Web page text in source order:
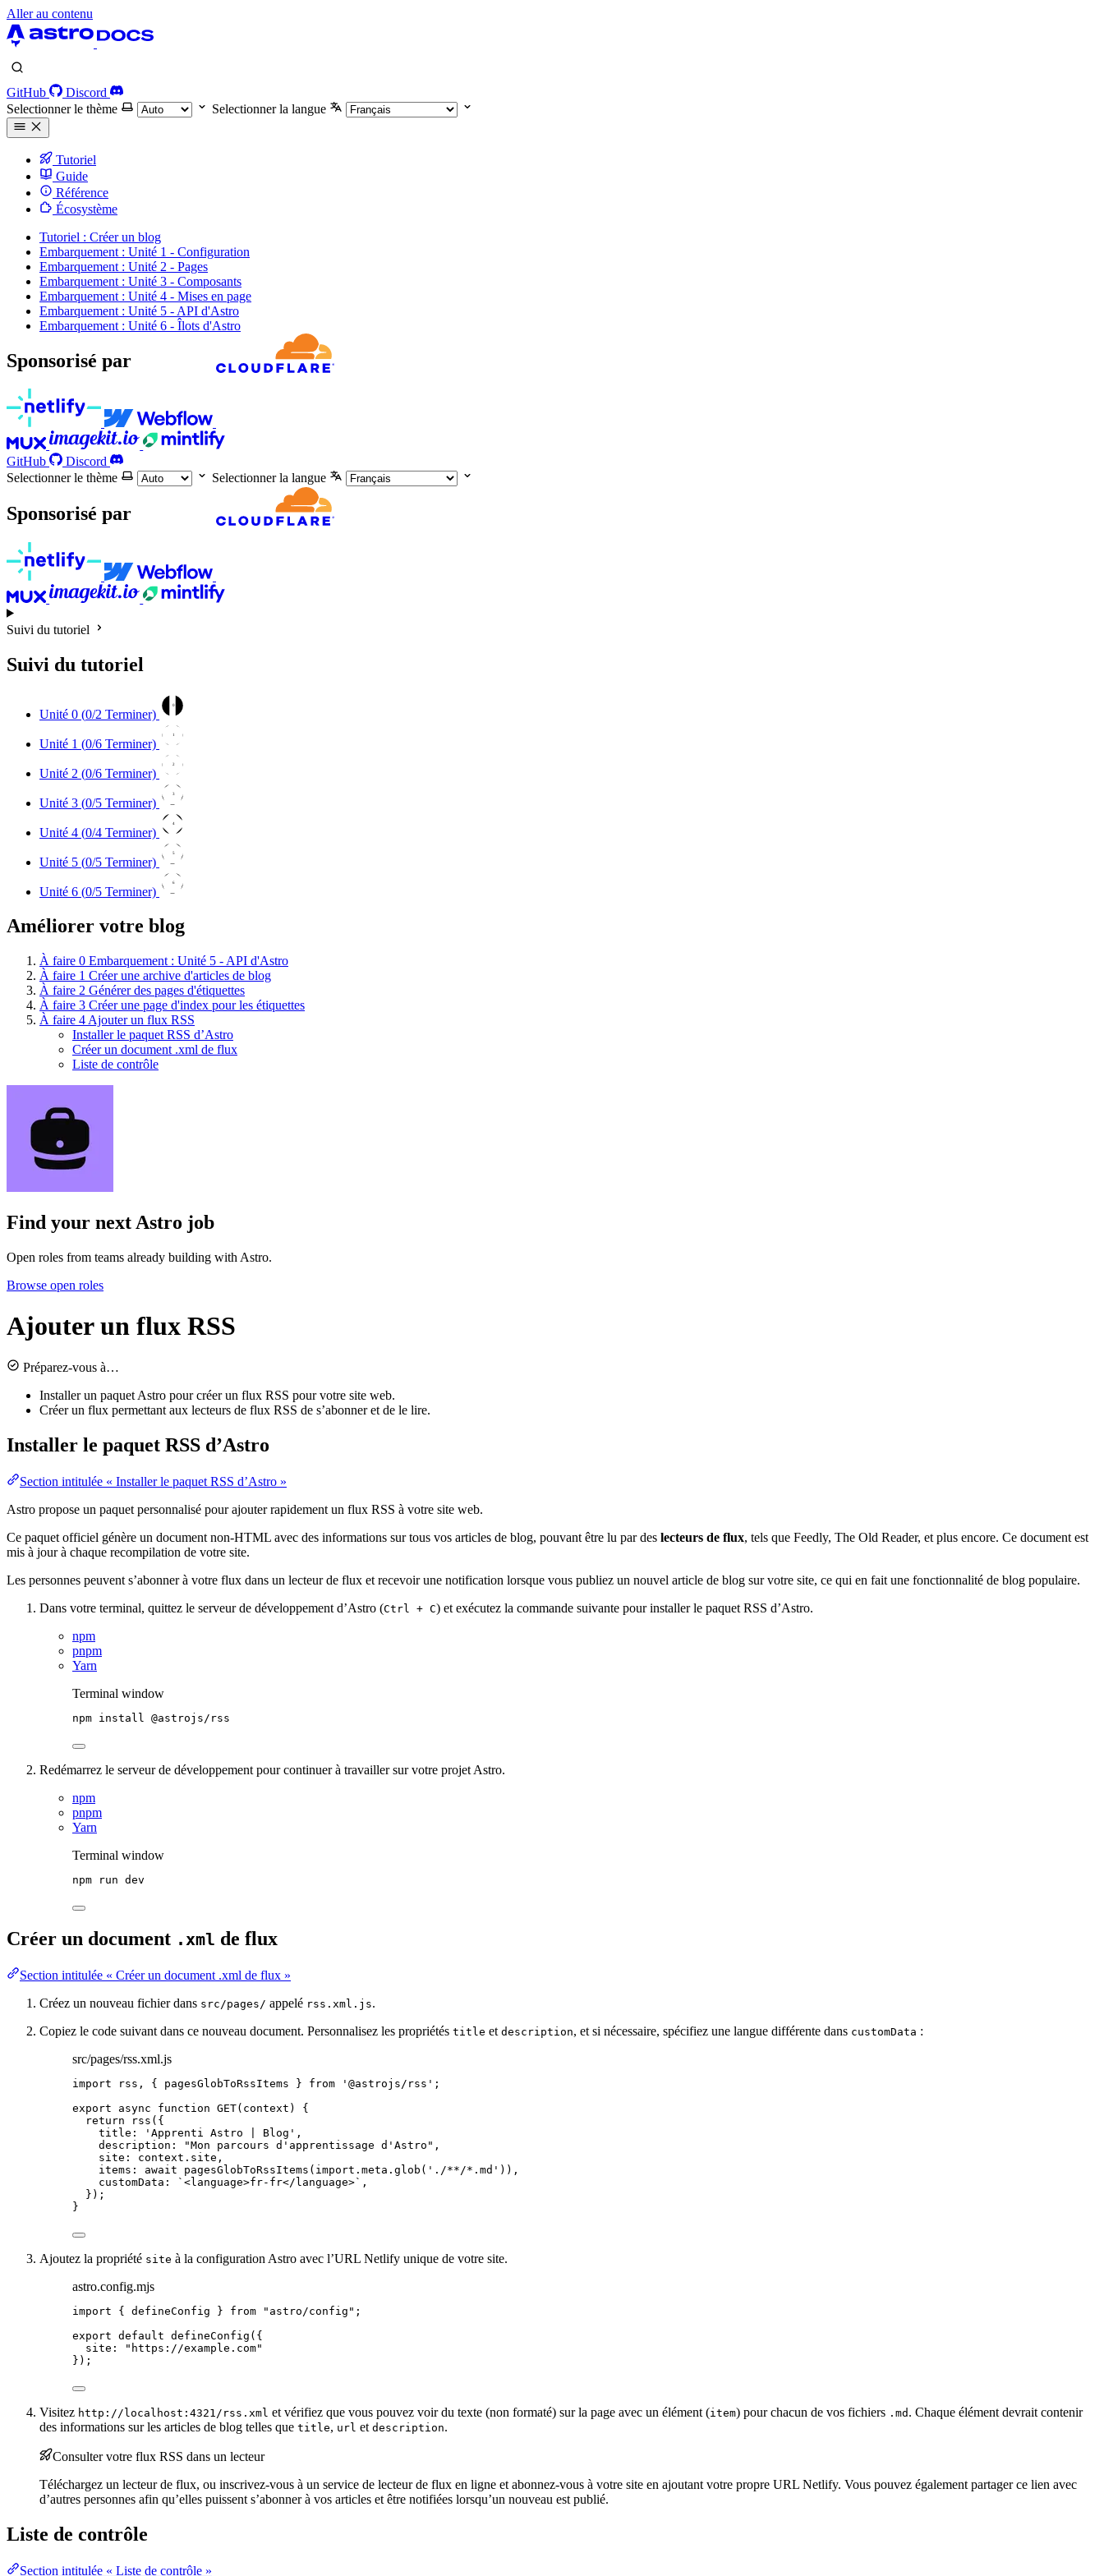
Aller au contenu
GitHub
Discord
Selectionner le thème
Selectionner la langue
Tutoriel
Guide
Référence
Écosystème
Tutoriel : Créer un blog
Embarquement : Unité 1 - Configuration
Embarquement : Unité 2 - Pages
Embarquement : Unité 3 - Composants
Embarquement : Unité 4 - Mises en page
Embarquement : Unité 5 - API d'Astro
Embarquement : Unité 6 - Îlots d'Astro
Sponsorisé par
GitHub
Discord
Selectionner le thème
Selectionner la langue
Sponsorisé par
Suivi du tutoriel
Suivi du tutoriel
Unité 0 (0/2 Terminer)
0
Unité 1 (0/6 Terminer)
1
Unité 2 (0/6 Terminer)
2
Unité 3 (0/5 Terminer)
3
Unité 4 (0/4 Terminer)
4
Unité 5 (0/5 Terminer)
5
Unité 6 (0/5 Terminer)
6
Améliorer votre blog
À faire 0 Embarquement : Unité 5 - API d'Astro
À faire 1 Créer une archive d'articles de blog
À faire 2 Générer des pages d'étiquettes
À faire 3 Créer une page d'index pour les étiquettes
À faire 4 Ajouter un flux RSS
Installer le paquet RSS d’Astro
Créer un document .xml de flux
Liste de contrôle
Find your nextAstro job
Open roles from teams already building with Astro.
Browse open roles
Ajouter un flux RSS
Préparez-vous à…
Installer un paquet Astro pour créer un flux RSS pour votre site web.
Créer un flux permettant aux lecteurs de flux RSS de s’abonner et de le lire.
Installer le paquet RSS d’Astro
Section intitulée « Installer le paquet RSS d’Astro »
Astro propose un paquet personnalisé pour ajouter rapidement un flux RSS à votre site web.
Ce paquet officiel génère un document non-HTML avec des informations sur tous vos articles de blog, pouvant être lu par des lecteurs de flux, tels que Feedly, The Old Reader, et plus encore. Ce document est
mis à jour à chaque recompilation de votre site.
Les personnes peuvent s’abonner à votre flux dans un lecteur de flux et recevoir une notification lorsque vous publiez un nouvel article de blog sur votre site, ce qui en fait une fonctionnalité de blog populaire.
Dans votre terminal, quittez le serveur de développement d’Astro (Ctrl + C) et exécutez la commande suivante pour installer le paquet RSS d’Astro.
npm
pnpm
Yarn
Terminal window
npm install @astrojs/rss
Redémarrez le serveur de développement pour continuer à travailler sur votre projet Astro.
npm
pnpm
Yarn
Terminal window
npm run dev
Créer un document .xml de flux
Section intitulée « Créer un document .xml de flux »
Créez un nouveau fichier dans src/pages/ appelé rss.xml.js.
Copiez le code suivant dans ce nouveau document. Personnalisez les propriétés title et description, et si nécessaire, spécifiez une langue différente dans customData :
src/pages/rss.xml.js
import rss, { pagesGlobToRssItems } from ' @astrojs/rss ' ;
export
async function GET( context )
{
return
rss ({
title:
' Apprenti Astro | Blog ' ,
description:
"Mon parcours d'apprentissage d'Astro " ,
site: context . site ,
items: await pagesGlobToRssItems ( import. meta . glob ( ' ./**/*.md ' )) ,
customData:
` <language>fr-fr</language>` ,
});
}
Ajoutez la propriété site à la configuration Astro avec l’URL Netlify unique de votre site.
astro.config.mjs
import { defineConfig } from " astro/config " ;
export default defineConfig ({
site:
" https://example.com"
});
Visitez http://localhost:4321/rss.xml et vérifiez que vous pouvez voir du texte (non formaté) sur la page avec un élément (item) pour chacun de vos fichiers .md . Chaque élément devrait contenir
des informations sur les articles de blog telles que title, url et description.
Consulter votre flux RSS dans un lecteur
Téléchargez un lecteur de flux, ou inscrivez-vous à un service de lecteur de flux en ligne et abonnez-vous à votre site en ajoutant votre propre URL Netlify. Vous pouvez également partager ce lien avec
d’autres personnes afin qu’elles puissent s’abonner à vos articles et être notifiées lorsqu’un nouveau est publié.
Liste de contrôle
Section intitulée « Liste de contrôle »